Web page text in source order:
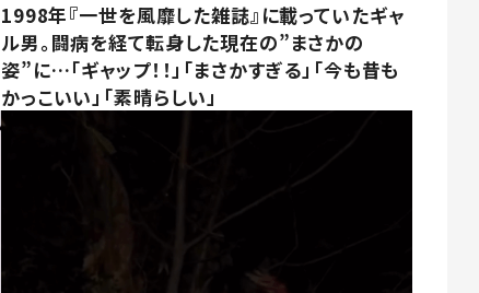
1998年『一世を風靡した雑誌』に載っていたギャ
ル男。闘病を経て転身した現在の”まさかの
姿”に…「ギャップ！！」「まさかすぎる」「今も昔も
かっこいい」「素晴らしい」